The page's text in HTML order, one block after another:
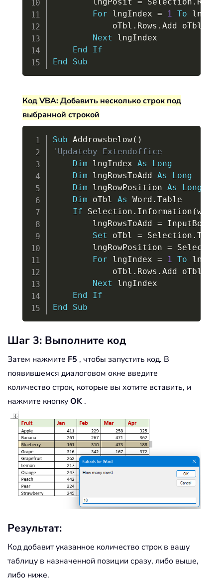
For lngIndex = 1 To
            oTbl
. Rows . Add oTbl
Next lngIndex
End
If
End
Sub
Код VBA: Добавить несколько строк под
выбранной строкой
Sub Addrowsbelow( )
'Updateby Extendoffice
Dim lngIndex As
Long
Dim lngRowsToAdd As
Long
Dim lngRowPosition As
Long
Dim oTbl As Word . Table
If Selection . Information (
        lngRowsToAdd
= InputBox
Set oTbl = Selection .
        lngRowPosition
= Selection
For lngIndex = 1 To
            oTbl
. Rows . Add oTbl
Next lngIndex
End
If
End
Sub
Шаг 3: Выполните код
Затем нажмите F5 , чтобы запустить код. В
появившемся диалоговом окне введите
количество строк, которые вы хотите вставить, и
нажмите кнопкуOK .
Результат:
Код добавит указанное количество строк в вашу
таблицу в назначенной позиции сразу, либо выше,
либо ниже.